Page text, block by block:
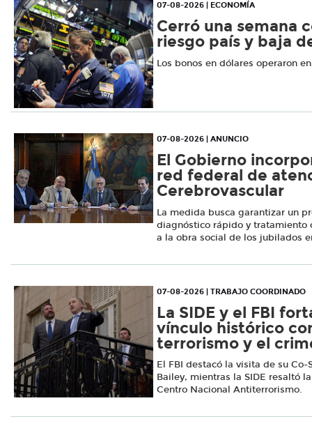
07-08-2026 | ECONOMÍA
Cerró una semana
riesgo país y baja
Los bonos en dólares operaron
07-08-2026 | ANUNCIO
El Gobierno
red federal de
Cerebrovascular
La medida busca garantizar un
diagnóstico rápido y tratamiento
a la obra social de los jubilados
07-08-2026 | TRABAJO COORDINADO
La SIDE y el FBI
vínculo histórico
terrorismo y el
El FBI destacó la visita de su
Bailey, mientras la SIDE resaltó
Centro Nacional Antiterrorismo.